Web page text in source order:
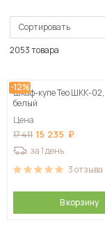
Сортировать
Сначала
2053 товара
-12%
Шкаф-купе Тео ШКК-
белый
Цена
17 411 15 235
за 1 день
3отзыва
В корзину